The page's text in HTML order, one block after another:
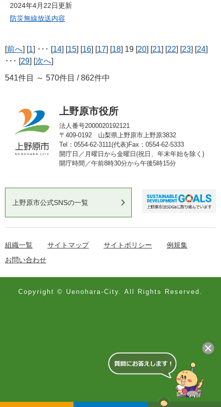
2024年4月22日更新
防災無線放送内容
[前へ] [1] ･･･ [14] [15] [16] [17] [18] 19 [20] [21] [22] [23] [24]
･･･ [29] [次へ]
541件目 ～ 570件目 / 862件中
上野原市役所
法人番号2000020192121
〒409-0192 山梨県上野原市上野原3832
Tel：0554-62-3111(代表)Fax：0554-62-5333
開庁日／月曜日から金曜日(祝日、年末年始を除く)
開庁時間／午前8時30分から午後5時15分
上野原市公式SNSの一覧
組織一覧 サイトマップ サイトポリシー
例規集
お問い合わせ
Copyright © Uenohara-City. All Rights Reserved.